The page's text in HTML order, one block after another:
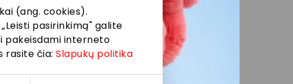
(ang. cookies).
pasirinkimą" galite
pakeisdami interneto
rasite čia:Slapukų politika
taisyklės